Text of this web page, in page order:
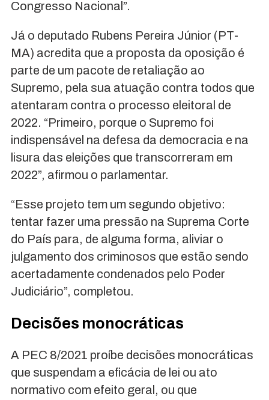
Congresso Nacional”.
Já o deputado Rubens Pereira Júnior (PT-
MA) acredita que a proposta da oposição é
parte de um pacote de retaliação ao
Supremo, pela sua atuação contra todos que
atentaram contra o processo eleitoral de
2022. “Primeiro, porque o Supremo foi
indispensável na defesa da democracia e na
lisura das eleições que transcorreram em
2022”, afirmou o parlamentar.
“Esse projeto tem um segundo objetivo:
tentar fazer uma pressão na Suprema Corte
do País para, de alguma forma, aliviar o
julgamento dos criminosos que estão sendo
acertadamente condenados pelo Poder
Judiciário”, completou.
Decisões monocráticas
A PEC 8/2021 proíbe decisões monocráticas
que suspendam a eficácia de lei ou ato
normativo com efeito geral, ou que